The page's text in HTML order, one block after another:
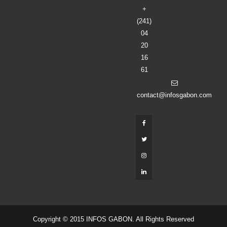
+
(241)
04
20
16
61
contact@infosgabon.com
Copyright © 2015 INFOS GABON. All Rights Reserved